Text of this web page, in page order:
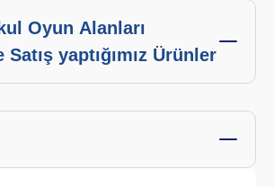
Oyun Alanları
yaptığımız Ürünler